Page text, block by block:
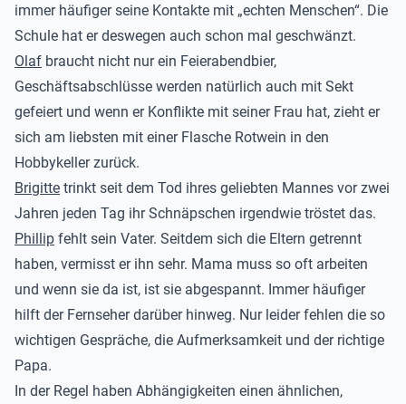
immer häufiger seine Kontakte mit „echten Menschen“. Die
Schule hat er deswegen auch schon mal geschwänzt.
Olaf braucht nicht nur ein Feierabendbier,
Geschäftsabschlüsse werden natürlich auch mit Sekt
gefeiert und wenn er Konflikte mit seiner Frau hat, zieht er
sich am liebsten mit einer Flasche Rotwein in den
Hobbykeller zurück.
Brigitte trinkt seit dem Tod ihres geliebten Mannes vor zwei
Jahren jeden Tag ihr Schnäpschen irgendwie tröstet das.
Phillip fehlt sein Vater. Seitdem sich die Eltern getrennt
haben, vermisst er ihn sehr. Mama muss so oft arbeiten
und wenn sie da ist, ist sie abgespannt. Immer häufiger
hilft der Fernseher darüber hinweg. Nur leider fehlen die so
wichtigen Gespräche, die Aufmerksamkeit und der richtige
Papa.
In der Regel haben Abhängigkeiten einen ähnlichen,